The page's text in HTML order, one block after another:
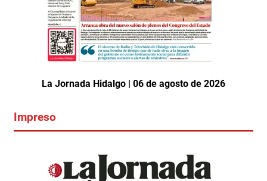
La Jornada Hidalgo | 06 de agosto de 2026
Impreso